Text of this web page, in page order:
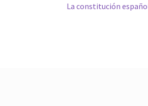
Siguiente:
La constitución